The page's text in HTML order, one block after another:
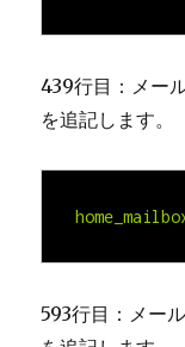
439行目：メー
を追記します。
593行目：メー